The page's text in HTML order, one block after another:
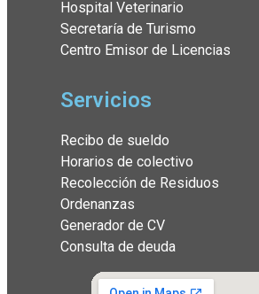
Hospital Veterinario
Secretaría de Turismo
Centro Emisor de Licencias
Servicios
Recibo de sueldo
Horarios de colectivo
Recolección de Residuos
Ordenanzas
Generador de CV
Consulta de deuda